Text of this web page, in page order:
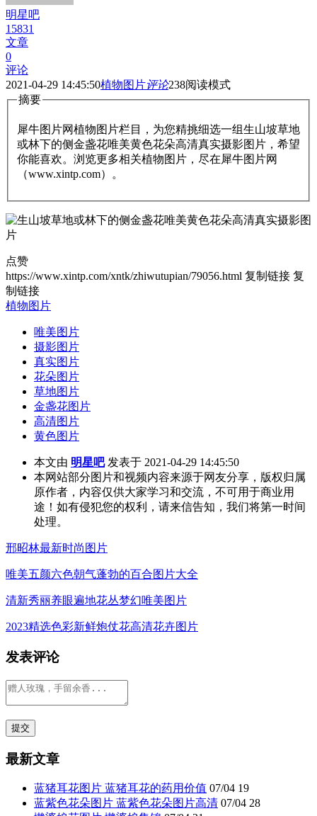
明星吧
15831
文章
0
评论
2021-04-29 14:45:50植物图片评论238阅读模式
摘要
犀牛图片网植物图片栏目，为您精挑细选一组生山坡草地
或林下的侧金盏花唯美黄色花朵高清真实摄影图片，希望
你能喜欢。浏览更多相关植物图片，尽在犀牛图片网
（www.xintp.com）。
点赞
https://www.xintp.com/xntk/zhiwutupian/79056.html 复制链接 复
制链接
植物图片
唯美图片
摄影图片
真实图片
花朵图片
草地图片
金盏花图片
高清图片
黄色图片
本文由 明星吧发表于 2021-04-29 14:45:50
本网站部分图片和视频内容来源于网友分享，版权归属
原作者，内容仅供大家学习和交流，不可用于商业用
途！如有侵犯您的权利，请来信告知，我们将第一时间
处理。
邢昭林最新时尚图片
唯美五颜六色朝气蓬勃的百合图片大全
清新秀丽养眼遍地花丛梦幻唯美图片
2023精选色彩新鲜炮仗花高清花卉图片
发表评论
最新文章
蓝猪耳花图片 蓝猪耳花的药用价值 07/04 19
蓝紫色花朵图片 蓝紫色花朵图片高清 07/04 28